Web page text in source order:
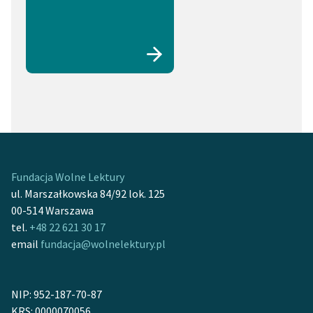
Fundacja Wolne Lektury
ul. Marszałkowska 84/92 lok. 125
00-514 Warszawa
tel. +48 22 621 30 17
email fundacja@wolnelektury.pl
NIP: 952-187-70-87